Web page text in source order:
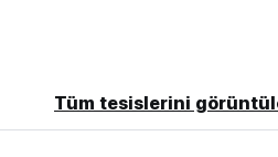
Tüm tesislerini